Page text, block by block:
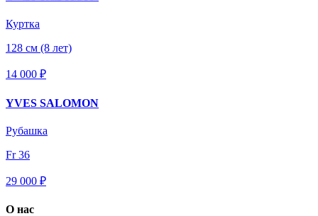
Куртка
128 см (8 лет)
14 000 ₽
YVES SALOMON
Рубашка
Fr 36
29 000 ₽
О нас